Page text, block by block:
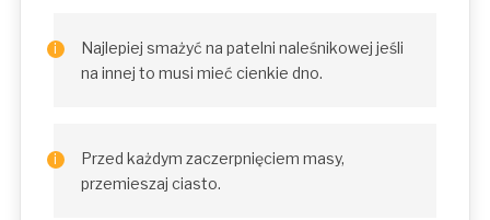
Najlepiej smażyć na patelni naleśnikowej jeśli
na innej to musi mieć cienkie dno.
Przed każdym zaczerpnięciem masy,
przemieszaj ciasto.